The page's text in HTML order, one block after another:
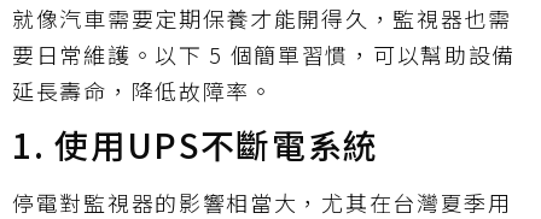
就像汽車需要定期保養才能開得久，監視器也需
要日常維護。以下 5 個簡單習慣，可以幫助設備
延長壽命，降低故障率。
1. 使用UPS不斷電系統
停電對監視器的影響相當大，尤其在台灣夏季用